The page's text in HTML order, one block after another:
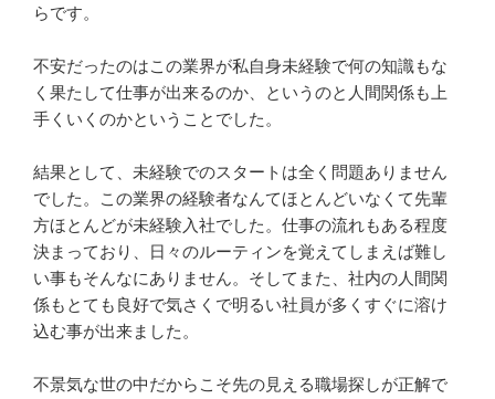
らです。
不安だったのはこの業界が私自身未経験で何の知識もな
く果たして仕事が出来るのか、というのと人間関係も上
手くいくのかということでした。
結果として、未経験でのスタートは全く問題ありません
でした。この業界の経験者なんてほとんどいなくて先輩
方ほとんどが未経験入社でした。仕事の流れもある程度
決まっており、日々のルーティンを覚えてしまえば難し
い事もそんなにありません。そしてまた、社内の人間関
係もとても良好で気さくで明るい社員が多くすぐに溶け
込む事が出来ました。
不景気な世の中だからこそ先の見える職場探しが正解で